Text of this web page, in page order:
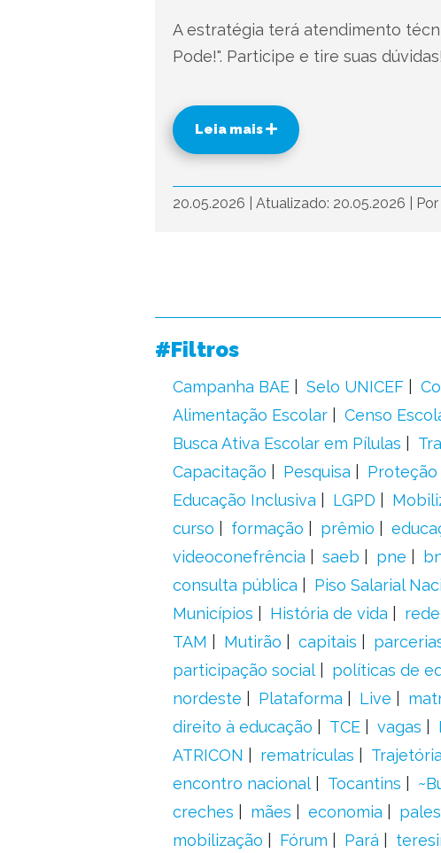
A estratégia terá atendimento
Pode!". Participe e tire suas dúvidas!
Leia mais
20.05.2026 Atualizado: 20.05.2026 Por
#Filtros
Campanha BAE Selo UNICEF
Alimentação Escolar
Censo
Busca Ativa Escolar em Pílulas
Capacitação
Pesquisa Proteção
Educação Inclusiva
LGPD
curso
formação prêmio
videoconefrência
saeb pne
consulta pública
Piso Salarial
Municípios
História de vida
TAM
Mutirão capitais
participação social
políticas de
nordeste
Plataforma Live
direito à educação
TCE vagas
ATRICON
rematrículas
encontro nacional
Tocantins
creches
mães economia
mobilização
Fórum Pará